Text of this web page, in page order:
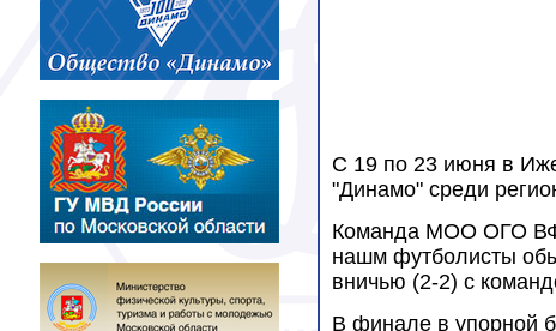
С 19 по 23 июня в
"Динамо" среди
Команда МОО ОГО
нашм футболисты
вничью (2-2) с
В финале в упорной